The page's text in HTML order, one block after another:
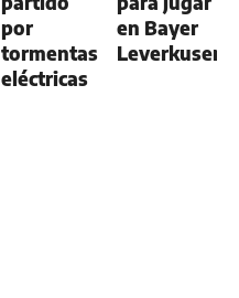
por
tormentas
eléctricas
en Bayer
Leverkusen